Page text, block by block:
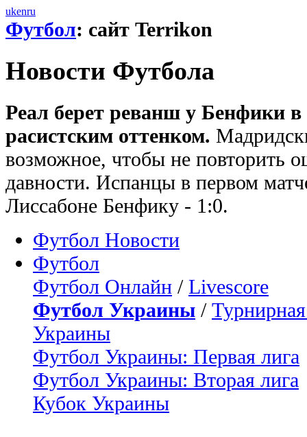
ukenru
Футбол: сайт Terrikon
Новости Футбола
Реал берет реванш у Бенфики в
расистским оттенком.
возможное, чтобы не повторить
давности. Испанцы в первом
Лиссабоне Бенфику - 1:0.
Футбол Новости
Футбол
Футбол Онлайн / Livescore
Футбол Украины /
Украины
Футбол Украины: Первая лига
Футбол Украины: Вторая лига
Кубок Украины